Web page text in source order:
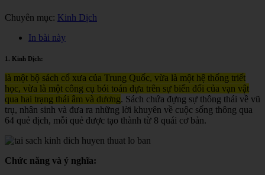
Chuyên mục: Kinh Dịch
In bài này
1. Kinh Dịch:
là một bộ sách cổ xưa của Trung Quốc, vừa là một hệ thống triết
học, vừa là một công cụ bói toán dựa trên sự biến đổi của vạn vật
qua hai trạng thái âm và dương. Sách chứa đựng sự thông thái về vũ
trụ, nhân sinh và đưa ra những lời khuyên về cuộc sống thông qua
64 quẻ dịch, mỗi quẻ được tạo thành từ 8 quái cơ bản.
Chức năng và ý nghĩa: